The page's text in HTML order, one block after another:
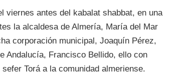
viernes antes del kabalat shabbat, en una
la alcaldesa de Almería, María del Mar
corporación municipal, Joaquín Pérez,
Andalucía, Francisco Bellido, ello con
Torá a la comunidad almeriense.